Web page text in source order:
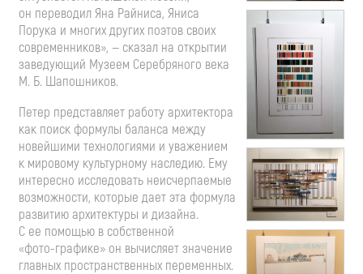
он переводил Яна Райниса, Яниса
Порука и многих других поэтов своих
современников», — сказал на открытии
заведующий Музеем Серебряного века
М. Б. Шапошников.
Петер представляет работу архитектора
как поиск формулы баланса между
новейшими технологиями и уважением
к мировому культурному наследию. Ему
интересно исследовать неисчерпаемые
возможности, которые дает эта формула
развитию архитектуры и дизайна.
С ее помощью в собственной
«фото-графике» он вычисляет значение
главных пространственных переменных.